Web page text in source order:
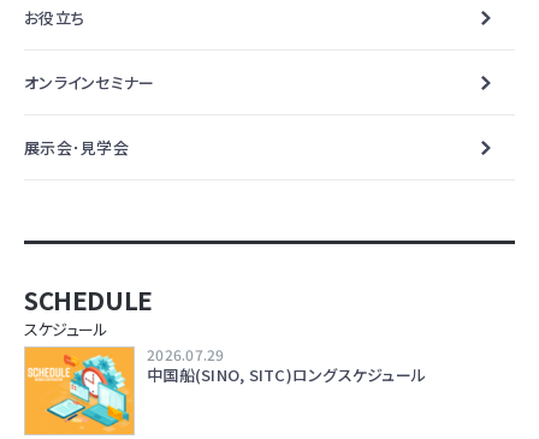
お役立ち
オンラインセミナー
展示会･見学会
SCHEDULE
スケジュール
2026.07.29
中国船(SINO, SITC)ロングスケジュール